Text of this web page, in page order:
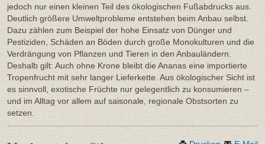
jedoch nur einen kleinen Teil des ökologischen Fußabdrucks aus.
Deutlich größere Umweltprobleme entstehen beim Anbau selbst.
Dazu zählen zum Beispiel der hohe Einsatz von Dünger und
Pestiziden, Schäden an Böden durch große Monokulturen und die
Verdrängung von Pflanzen und Tieren in den Anbauländern.
Deshalb gilt: Auch ohne Krone bleibt die Ananas eine importierte
Tropenfrucht mit sehr langer Lieferkette. Aus ökologischer Sicht ist
es sinnvoll, exotische Früchte nur gelegentlich zu konsumieren –
und im Alltag vor allem auf saisonale, regionale Obstsorten zu
setzen.